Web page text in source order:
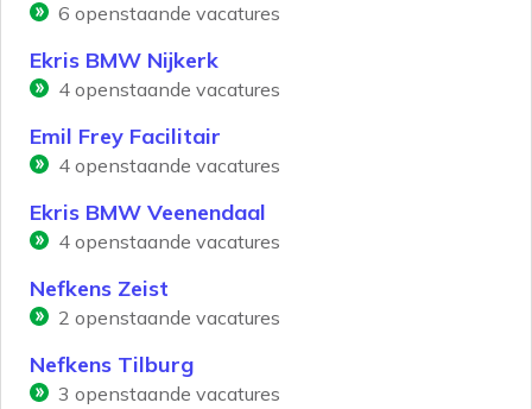
6 openstaande vacatures
Ekris BMW Nijkerk
4 openstaande vacatures
Emil Frey Facilitair
4 openstaande vacatures
Ekris BMW Veenendaal
4 openstaande vacatures
Nefkens Zeist
2 openstaande vacatures
Nefkens Tilburg
3 openstaande vacatures